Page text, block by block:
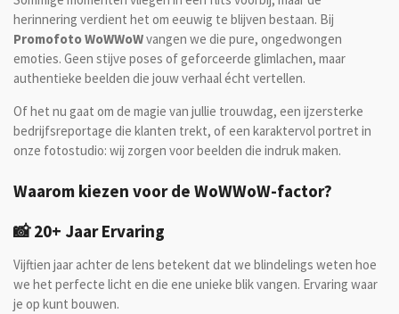
herinnering verdient het om eeuwig te blijven bestaan. Bij
Promofoto WoWWoWvangen we die pure, ongedwongen
emoties. Geen stijve poses of geforceerde glimlachen, maar
authentieke beelden die jouw verhaal écht vertellen.
Of het nu gaat om de magie van jullie trouwdag, een ijzersterke
bedrijfsreportage die klanten trekt, of een karaktervol portret in
onze fotostudio: wij zorgen voor beelden die indruk maken.
Waarom kiezen voor de WoWWoW-factor?
📸 20+ Jaar Ervaring
Vijftien jaar achter de lens betekent dat we blindelings weten hoe
we het perfecte licht en die ene unieke blik vangen. Ervaring waar
je op kunt bouwen.